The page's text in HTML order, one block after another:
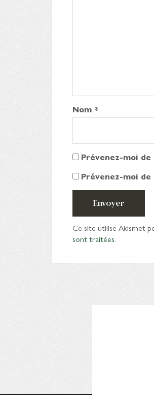
Nom *
Prévenez-moi
Prévenez-moi
Envoyer
Ce site utilise Akismet
sont traitées.